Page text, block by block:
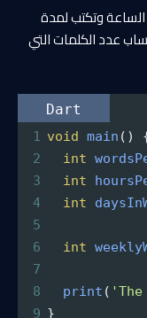
كلمة في الساعة وتكتب لمدة
عدد الكلمات التي
Dart
1 void main ()
2
int
3
int
4
int
5
6
int
7
8
print (
9 }